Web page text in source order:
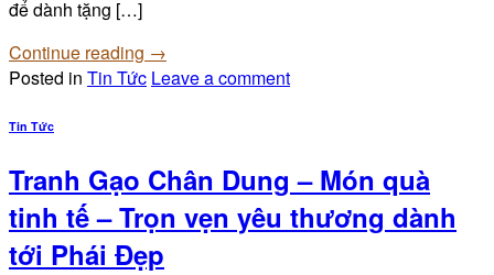
để dành tặng […]
Continue reading →
Posted in Tin Tức Leave a comment
Tin Tức
Tranh Gạo Chân Dung – Món quà
tinh tế – Trọn vẹn yêu thương dành
tới Phái Đẹp